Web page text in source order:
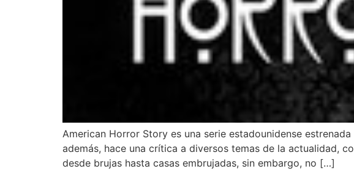
American Horror Story es una serie estadounidense
además, hace una crítica a diversos temas de la actualidad,
desde brujas hasta casas embrujadas, sin embargo, no […]